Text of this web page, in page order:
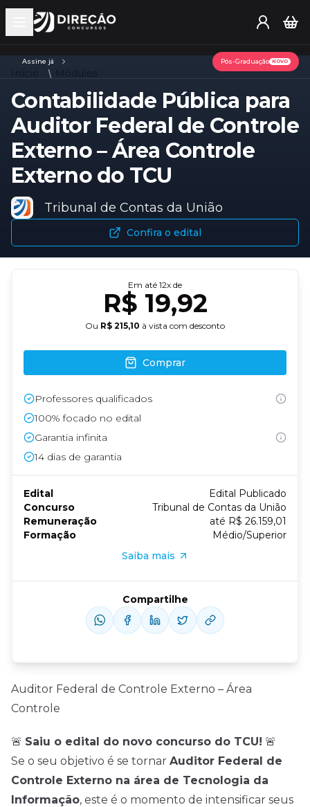
Open main menu
Assine já Pós-Graduação NOVO
Contabilidade Pública para
Auditor Federal de Controle
Externo – Área Controle
Externo do TCU
Tribunal de Contas da União
Confira o edital
Auditor Federal de Controle Externo – Área
Controle
🚨 Saiu o edital do novo concurso do TCU! 🚨
Se o seu objetivo é se tornar Auditor Federal de
Controle Externo na área de Tecnologia da
Informação, este é o momento de intensificar seus
Em até 12x de
R$ 19,92
Ou R$ 215,10 à vista com desconto
Comprar
Professores qualificados
100% focado no edital
Garantia infinita
14 dias de garantia
Edital
Edital Publicado
Concurso
Tribunal de Contas da União
Remuneração
até R$ 26.159,01
Formação
Médio/Superior
Saiba mais
Compartilhe